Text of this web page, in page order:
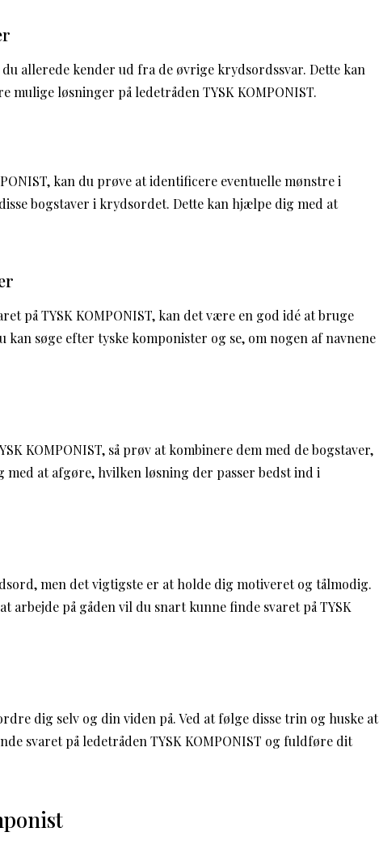
allerede kender ud fra de øvrige krydsordssvar. Dette kan
løsninger på ledetråden TYSK KOMPONIST.
kan du prøve at identificere eventuelle mønstre i
bogstaver i krydsordet. Dette kan hjælpe dig med at
på TYSK KOMPONIST, kan det være en god idé at bruge
søge efter tyske komponister og se, om nogen af navnene
KOMPONIST, så prøv at kombinere dem med de bogstaver,
at afgøre, hvilken løsning der passer bedst ind i
men det vigtigste er at holde dig motiveret og tålmodig.
arbejde på gåden vil du snart kunne finde svaret på TYSK
dig selv og din viden på. Ved at følge disse trin og huske at
svaret på ledetråden TYSK KOMPONIST og fuldføre dit